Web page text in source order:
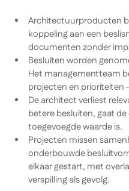
Architectuurproducten
koppeling aan een
documenten zonder
Besluiten worden
Het managementteam
projecten en prioriteiten
De architect verliest
betere besluiten, gaat
toegevoegde waarde is.
Projecten missen
onderbouwde
elkaar gestart, met
verspilling als gevolg.